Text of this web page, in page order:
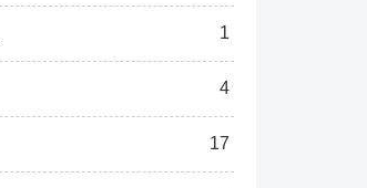
1
4
17